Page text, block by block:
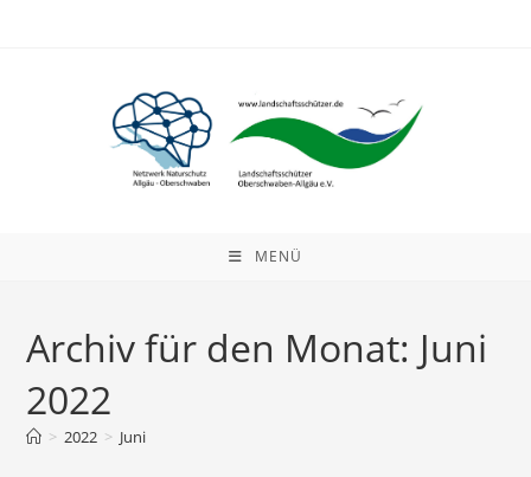
MENÜ
Archiv für den Monat: Juni
2022
> 2022 > Juni